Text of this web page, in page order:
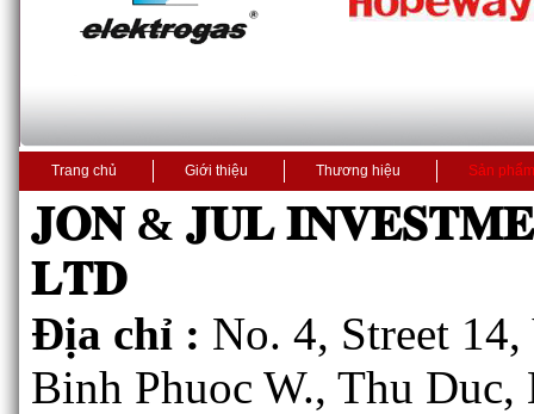
Trang chủ Giới thiệu Thương hiệu Sản phẩm
𝐉𝐎𝐍 & 𝐉𝐔𝐋
𝐋𝐓𝐃
Địa chỉ : No. 4, Street
Binh Phuoc W., Thu